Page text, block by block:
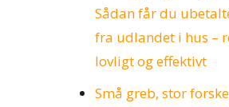
Sådan får du
fra udlandet i hus –
lovligt og effektivt
Små greb, stor